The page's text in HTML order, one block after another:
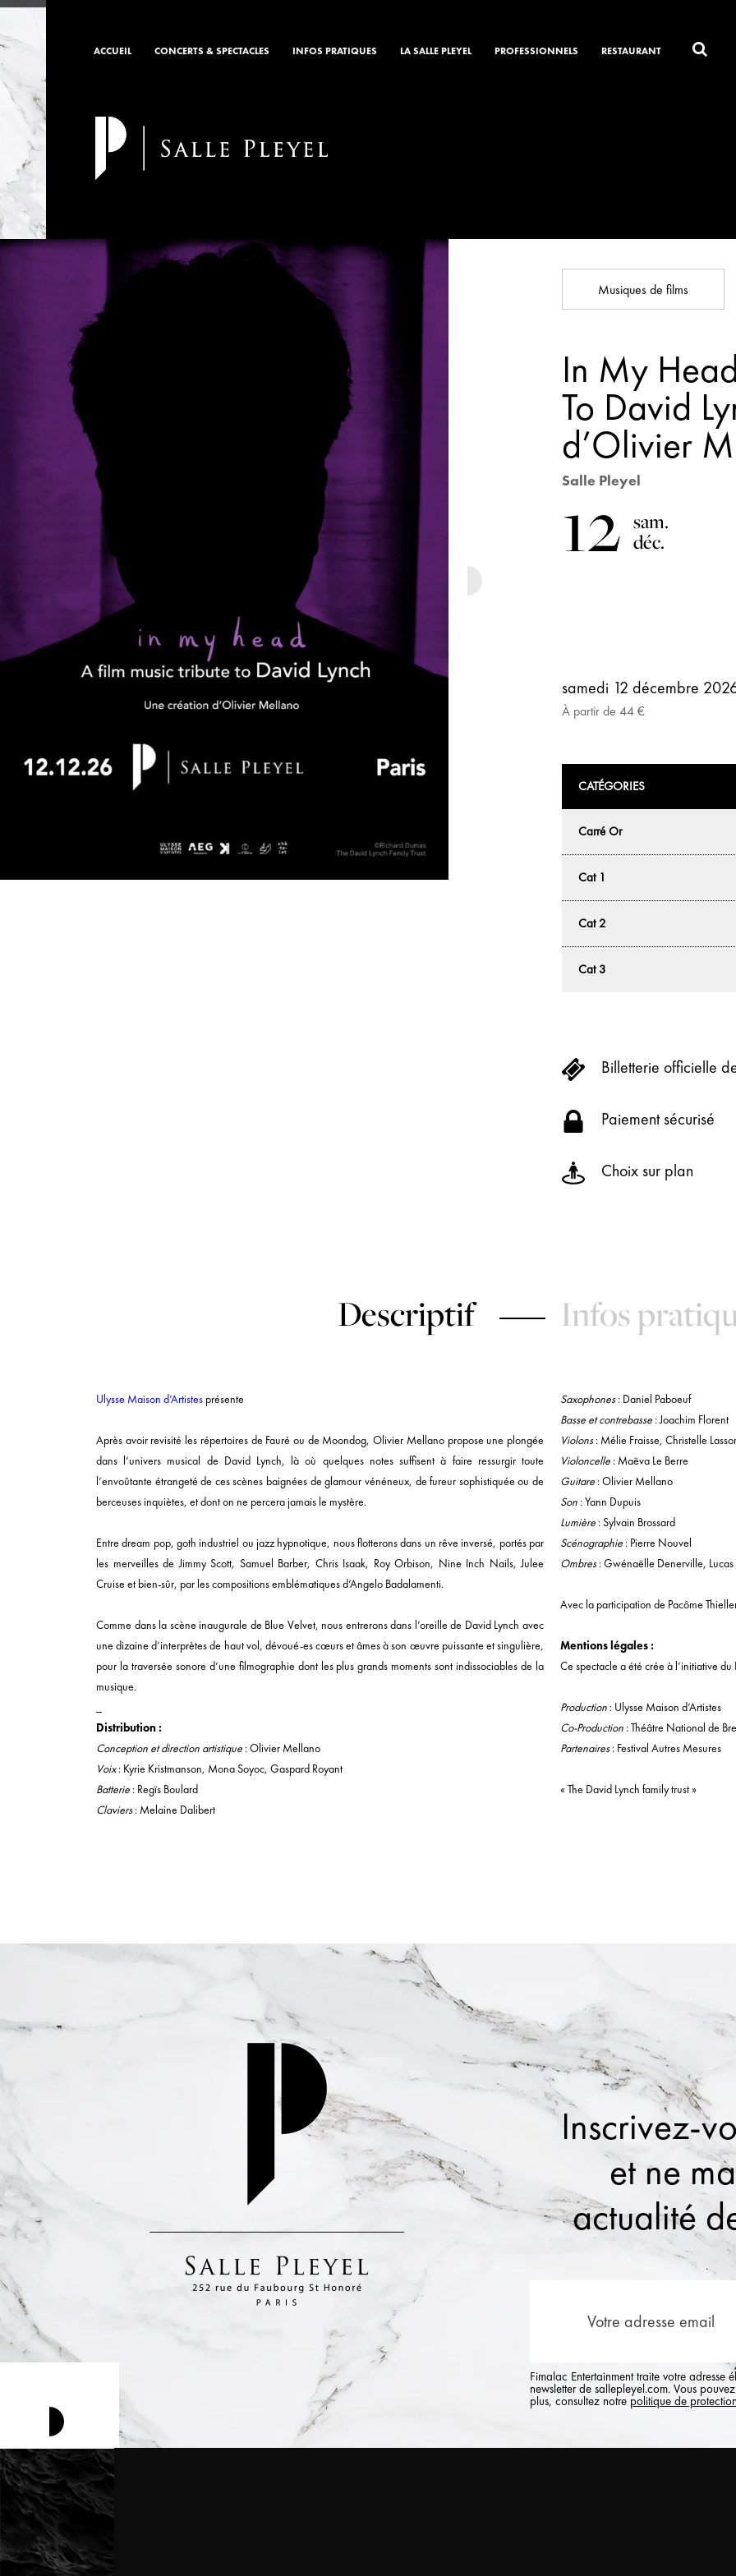
ACCUEIL CONCERTS & SPECTACLES INFOS PRATIQUES LA SALLE PLEYEL PROFESSIONNELS RESTAURANT
Musiques de films
In My
To David
d’Olivier
Salle Pleyel
12sam.
déc.
samedi 12 décembre
À partir de 44 €
CATÉGORIES
Carré Or
Cat 1
Cat 2
Cat 3
Billetterie officielle
Paiement sécurisé
Choix sur plan
Descriptif Infos
Ulysse Maison d’Artistes présente
Après avoir revisité les répertoires de Fauré ou de Moondog, Olivier Mellano propose une plongée
dans l’univers musical de David Lynch, là où quelques notes suffisent à faire ressurgir toute
l’envoûtante étrangeté de ces scènes baignées de glamour vénéneux, de fureur sophistiquée ou de
berceuses inquiètes, et dont on ne percera jamais le mystère.
Entre dream pop, goth industriel ou jazz hypnotique, nous flotterons dans un rêve inversé, portés par
les merveilles de Jimmy Scott, Samuel Barber, Chris Isaak, Roy Orbison, Nine Inch Nails, Julee
Cruise et bien-sûr, par les compositions emblématiques d’Angelo Badalamenti.
Comme dans la scène inaugurale de Blue Velvet, nous entrerons dans l’oreille de David Lynch avec
une dizaine d’interprètes de haut vol, dévoué-es cœurs et âmes à son œuvre puissante et singulière,
pour la traversée sonore d’une filmographie dont les plus grands moments sont indissociables de la
musique.
Distribution :
Conception et direction artistique : Olivier Mellano
Voix: Kyrie Kristmanson, Mona Soyoc, Gaspard Royant
Batterie : Regïs Boulard
Claviers: Melaine Dalibert
Saxophones: Daniel Paboeuf
Basse et contrebasse : Joachim Florent
Violons: Mélie Fraisse, Christelle
Violoncelle : Maëva Le Berre
Guitare : Olivier Mellano
Son : Yann Dupuis
Lumière : Sylvain Brossard
Scénographie : Pierre Nouvel
Ombres: Gwénaëlle Denerville, Lucas
Avec la participation de Pacôme
Mentions légales :
Ce spectacle a été crée à l’initiative du
Production : Ulysse Maison d’Artistes
Co-Production : Théâtre National de
Partenaires: Festival Autres Mesures
« The David Lynch family trust »
Inscrivez-
et ne
actualité
Fimalac Entertainment traite votre
newsletter de sallepleyel.com. Vous
plus, consultez notre politique de